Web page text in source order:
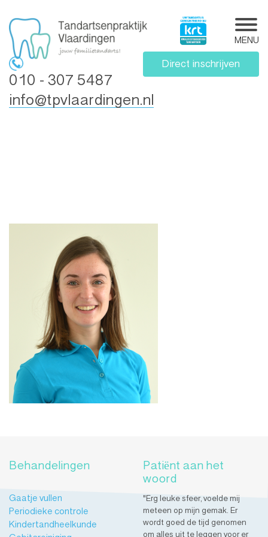
MENU
010 - 307 5487
info@tpvlaardingen.nl
Direct inschrijven
Behandelingen
Patiënt aan het
woord
Gaatje vullen
Periodieke controle
Kindertandheelkunde
"Erg leuke sfeer, voelde mij
meteen op mijn gemak. Er
wordt goed de tijd genomen
om alles uit te leggen voor er